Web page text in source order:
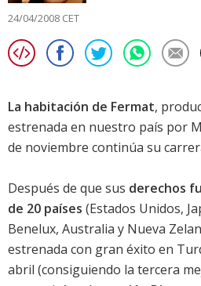
24/04/2008 CET
La habitación de Fermat,
estrenada en nuestro país por
de noviembre continúa su
Después de que sus derechos
de 20 países (Estados Unidos,
Benelux, Australia y Nueva
estrenada con gran éxito en
abril (consiguiendo la tercera